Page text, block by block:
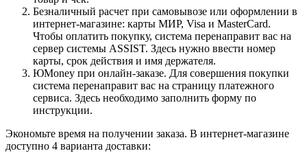
Безналичный расчет при самовывозе или оформлении в
интернет-магазине: карты МИР, Visa и MasterCard.
Чтобы оплатить покупку, система перенаправит вас на
сервер системы ASSIST. Здесь нужно ввести номер
карты, срок действия и имя держателя.
ЮMoney при онлайн-заказе. Для совершения покупки
система перенаправит вас на страницу платежного
сервиса. Здесь необходимо заполнить форму по
инструкции.
Экономьте время на получении заказа. В интернет-магазине
доступно 4 варианта доставки: